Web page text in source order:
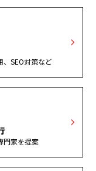
、SEO対策など
門家を提案